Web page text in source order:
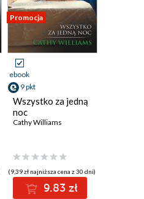
Promocja
ebook
9 pkt
Wszystko za jedną
noc
Cathy Williams
(9,39 zł najniższa cena z 30 dni)
9.83 zł